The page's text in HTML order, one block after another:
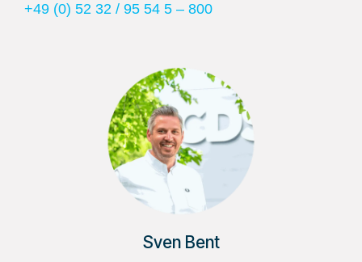
+49 (0) 52 32 / 95 54 5 – 800
Sven Bent